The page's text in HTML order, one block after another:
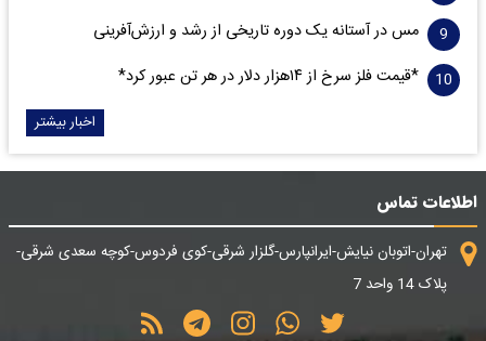
مس در آستانه یک دوره تاریخی از رشد و ارزش‌آفرینی
*قیمت فلز سرخ از ۱۴هزار دلار در هر تن عبور کرد*
اخبار بیشتر
اطلاعات تماس
تهران-اتوبان نیایش-ایرانپارس-گلزار شرقی-کوی فردوس-کوچه سعدی شرقی-
پلاک 14 واحد 7